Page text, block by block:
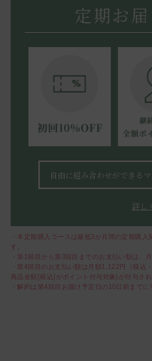
定期お
自由に組み合わせができる
詳し
・本定期購入コースは最低3か月間の定期購
す。
・第1回目から第3回目までのお支払い額は、
・第4回目のお支払い額は月額1,122円（税込
商品金額[税込]がポイント付与対象)が付与され
・解約は第4回目お届け予定日の10日前までに